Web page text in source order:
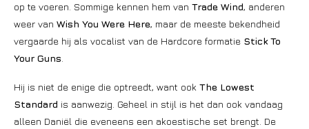
op te voeren. Sommige kennen hem van Trade Wind, anderen
weer van Wish You Were Here, maar de meeste bekendheid
vergaarde hij als vocalist van de Hardcore formatie Stick To
Your Guns
Hij is niet de enige die optreedt, want ook The Lowest
Standard is aanwezig. Geheel in stijl is het dan ook vandaag
alleen Daniël die eveneens een akoestische set brengt. De